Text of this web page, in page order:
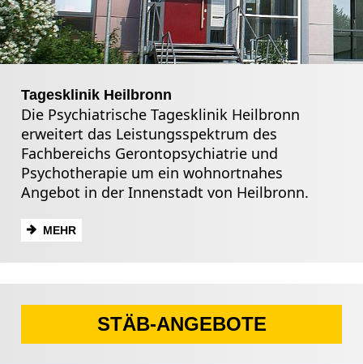
Tagesklinik Heilbronn
Die Psychiatrische Tagesklinik Heilbronn
erweitert das Leistungsspektrum des
Fachbereichs Gerontopsychiatrie und
Psychotherapie um ein wohnortnahes
Angebot in der Innenstadt von Heilbronn.
MEHR
STÄB-ANGEBOTE